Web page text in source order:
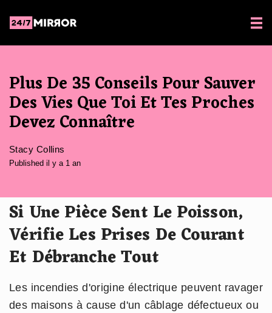
Plus De 35 Conseils Pour Sauver
Des Vies Que Toi Et Tes Proches
Devez Connaître
Stacy Collins
Published il y a 1 an
Si Une Pièce Sent Le Poisson,
Vérifie Les Prises De Courant
Et Débranche Tout
Les incendies d'origine électrique peuvent ravager
des maisons à cause d'un câblage défectueux ou